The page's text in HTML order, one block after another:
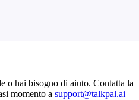
o hai bisogno di aiuto. Contatta la
momento a support@talkpal.ai